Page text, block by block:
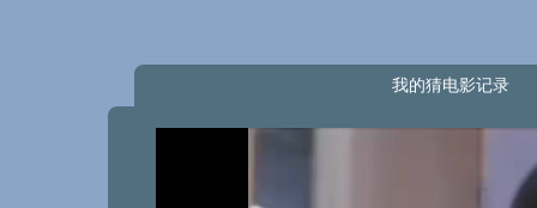
我的猜电影记录